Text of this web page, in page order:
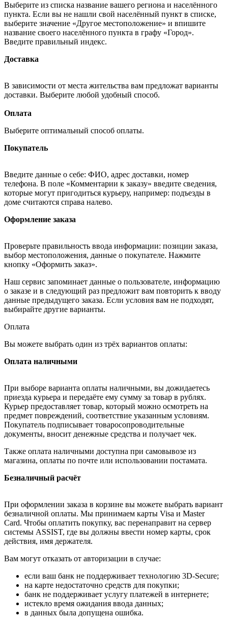
Выберите из списка название вашего региона и населённого
пункта. Если вы не нашли свой населённый пункт в списке,
выберите значение «Другое местоположение» и впишите
название своего населённого пункта в графу «Город».
Введите правильный индекс.
Доставка
В зависимости от места жительства вам предложат варианты
доставки. Выберите любой удобный способ.
Оплата
Выберите оптимальный способ оплаты.
Покупатель
Введите данные о себе: ФИО, адрес доставки, номер
телефона. В поле «Комментарии к заказу» введите сведения,
которые могут пригодиться курьеру, например: подъезды в
доме считаются справа налево.
Оформление заказа
Проверьте правильность ввода информации: позиции заказа,
выбор местоположения, данные о покупателе. Нажмите
кнопку «Оформить заказ».
Наш сервис запоминает данные о пользователе, информацию
о заказе и в следующий раз предложит вам повторить к вводу
данные предыдущего заказа. Если условия вам не подходят,
выбирайте другие варианты.
Оплата
Вы можете выбрать один из трёх вариантов оплаты:
Оплата наличными
При выборе варианта оплаты наличными, вы дожидаетесь
приезда курьера и передаёте ему сумму за товар в рублях.
Курьер предоставляет товар, который можно осмотреть на
предмет повреждений, соответствие указанным условиям.
Покупатель подписывает товаросопроводительные
документы, вносит денежные средства и получает чек.
Также оплата наличными доступна при самовывозе из
магазина, оплаты по почте или использовании постамата.
Безналичный расчёт
При оформлении заказа в корзине вы можете выбрать вариант
безналичной оплаты. Мы принимаем карты Visa и Master
Card. Чтобы оплатить покупку, вас перенаправит на сервер
системы ASSIST, где вы должны ввести номер карты, срок
действия, имя держателя.
Вам могут отказать от авторизации в случае:
если ваш банк не поддерживает технологию 3D-Secure;
на карте недостаточно средств для покупки;
банк не поддерживает услугу платежей в интернете;
истекло время ожидания ввода данных;
в данных была допущена ошибка.